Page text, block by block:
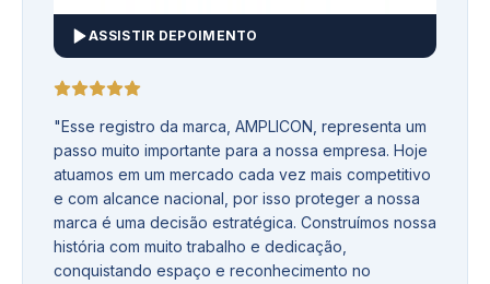
ASSISTIR DEPOIMENTO
"Esse registro da marca, AMPLICON, representa um
passo muito importante para a nossa empresa. Hoje
atuamos em um mercado cada vez mais competitivo
e com alcance nacional, por isso proteger a nossa
marca é uma decisão estratégica. Construímos nossa
história com muito trabalho e dedicação,
conquistando espaço e reconhecimento no